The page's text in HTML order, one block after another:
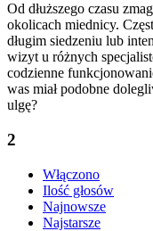
Od dłuższego czasu
okolicach miednicy.
długim siedzeniu lub
wizyt u różnych
codzienne
was miał podobne
ulgę?
2
Włączono
Ilość głosów
Najnowsze
Najstarsze